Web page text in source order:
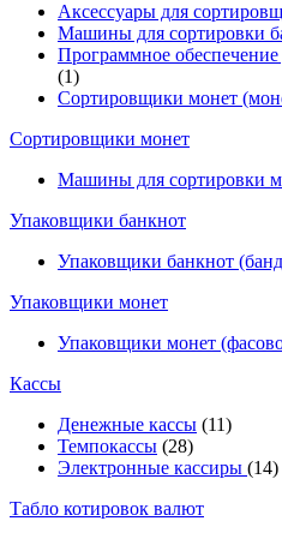
Аксессуары для
Машины для сортировки
Программное
(1)
Сортировщики монет
Сортировщики монет
Машины для сортировки
Упаковщики банкнот
Упаковщики банкнот
Упаковщики монет
Упаковщики монет
Кассы
Денежные кассы (11)
Темпокассы (28)
Электронные кассиры (14)
Табло котировок валют